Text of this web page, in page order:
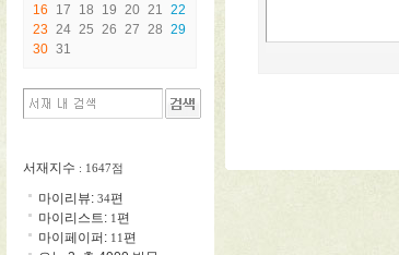
16
17 18 19 20 21
22
23 24 25 26 27 28 29
30 31
서재지수 : 1647점
마이리뷰: 34편
마이리스트: 1편
마이페이퍼: 11편